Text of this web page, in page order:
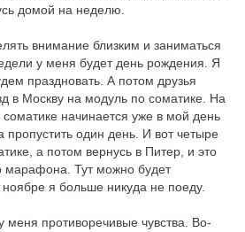
домой на неделю.
внимание близким и заниматься
у меня будет день рождения. Я
праздновать. А потом друзья
в Москву на модуль по соматике. На
начинается уже в мой день
один день. И вот четыре
а потом вернусь в Питер, и это
марафона. Тут можно будет
ноябре я больше никуда не поеду.
меня противоречивые чувства. Во-